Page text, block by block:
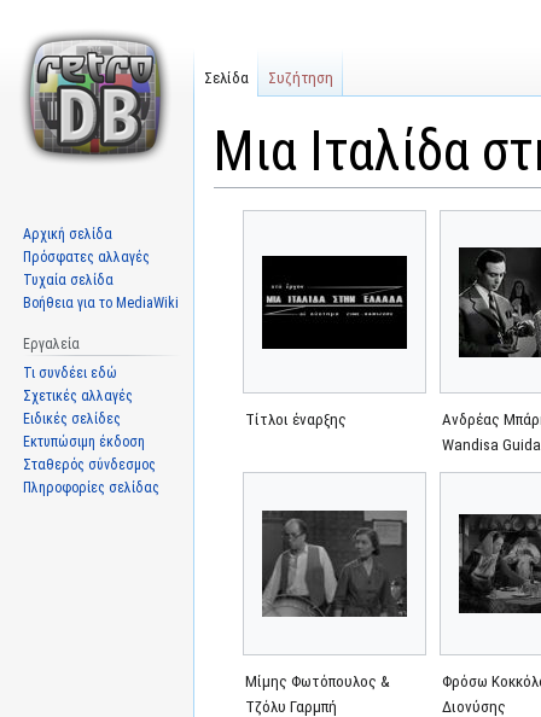
Μια Ιταλίδα
Τίτλοι έναρξης
Ανδρέας
Wandisa Guida
Μίμης Φωτόπουλος &
Τζόλυ Γαρμπή
Φρόσω
Διονύσης
Σελίδα Συζήτηση
Αρχική σελίδα
Πρόσφατες αλλαγές
Τυχαία σελίδα
Βοήθεια για το MediaWiki
Εργαλεία
Τι συνδέει εδώ
Σχετικές αλλαγές
Ειδικές σελίδες
Εκτυπώσιμη έκδοση
Σταθερός σύνδεσμος
Πληροφορίες σελίδας